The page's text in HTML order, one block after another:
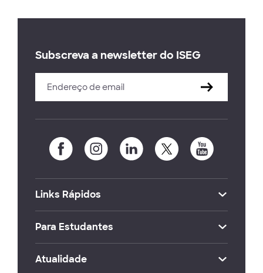
Subscreva a newsletter do ISEG
Links Rápidos
Para Estudantes
Atualidade